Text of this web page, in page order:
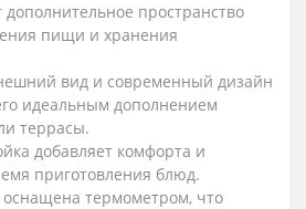
дополнительное пространство
пищи и хранения
вид и современный дизайн
идеальным дополнением
террасы.
добавляет комфорта и
приготовления блюд.
термометром, что